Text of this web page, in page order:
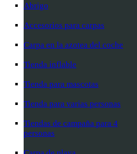
Abrigo
Accesorios para carpas
Carpa en la azotea del coche
Tienda inflable
Tienda para mascotas
Tienda para varias personas
Tiendas de campaña para 4
personas